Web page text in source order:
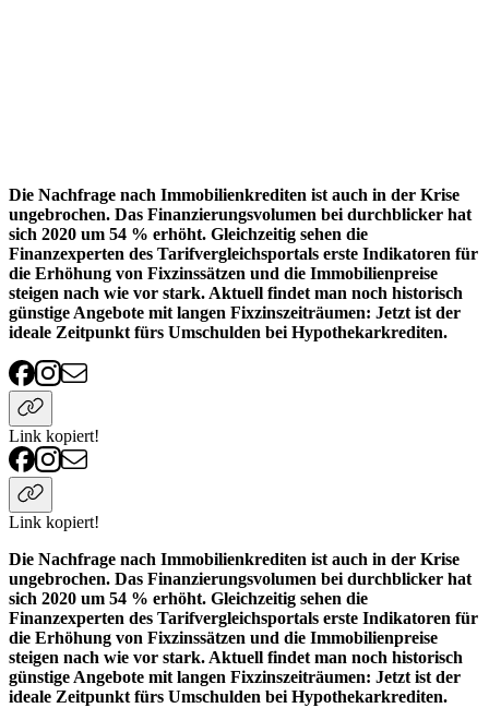
Die Nachfrage nach Immobilienkrediten ist auch in der Krise
ungebrochen. Das Finanzierungsvolumen bei durchblicker hat
sich 2020 um 54 % erhöht. Gleichzeitig sehen die
Finanzexperten des Tarifvergleichsportals erste Indikatoren für
die Erhöhung von Fixzinssätzen und die Immobilienpreise
steigen nach wie vor stark. Aktuell findet man noch historisch
günstige Angebote mit langen Fixzinszeiträumen: Jetzt ist der
ideale Zeitpunkt fürs Umschulden bei Hypothekarkrediten.
Link kopiert!
Link kopiert!
Die Nachfrage nach Immobilienkrediten ist auch in der Krise
ungebrochen. Das Finanzierungsvolumen bei durchblicker hat
sich 2020 um 54 % erhöht. Gleichzeitig sehen die
Finanzexperten des Tarifvergleichsportals erste Indikatoren für
die Erhöhung von Fixzinssätzen und die Immobilienpreise
steigen nach wie vor stark. Aktuell findet man noch historisch
günstige Angebote mit langen Fixzinszeiträumen: Jetzt ist der
ideale Zeitpunkt fürs Umschulden bei Hypothekarkrediten.